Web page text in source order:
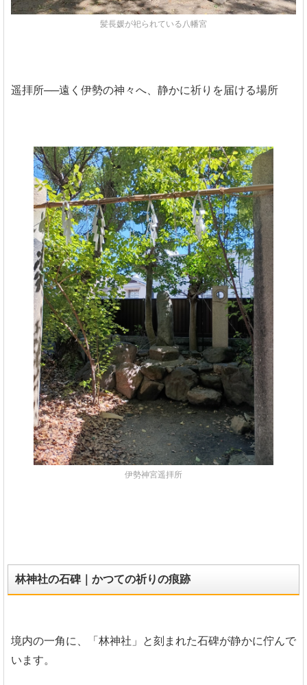
髪長媛が祀られている八幡宮
遥拝所──遠く伊勢の神々へ、静かに祈りを届ける場所
伊勢神宮遥拝所
林神社の石碑｜かつての祈りの痕跡
境内の一角に、「林神社」と刻まれた石碑が静かに佇んで
います。